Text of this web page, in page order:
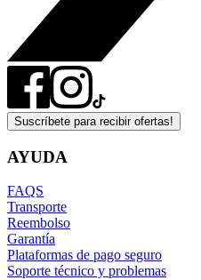
Suscríbete para recibir ofertas!
AYUDA
FAQS
Transporte
Reembolso
Garantía
Plataformas de pago seguro
Soporte técnico y problemas